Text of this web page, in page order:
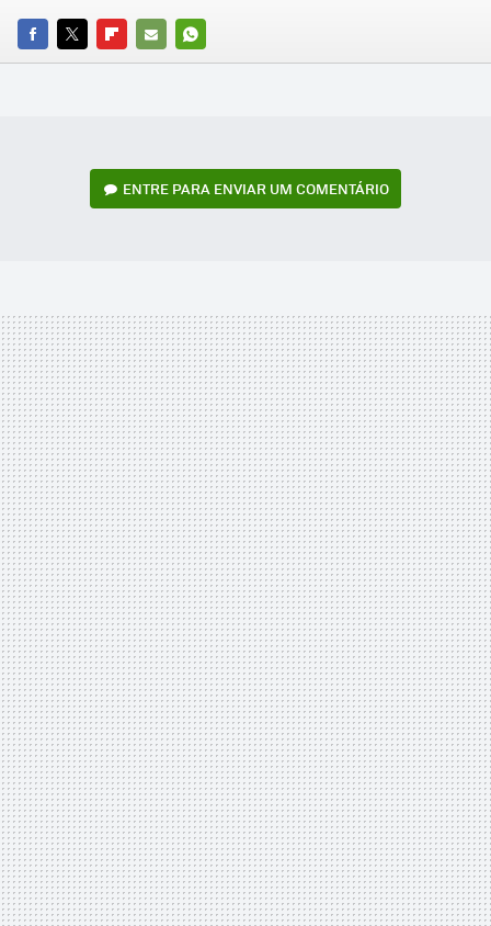
FACEBOOK
TWITTERFLIPBOARD
E-
WHATSAPP
ENTRE PARA ENVIAR UM COMENTÁRIO